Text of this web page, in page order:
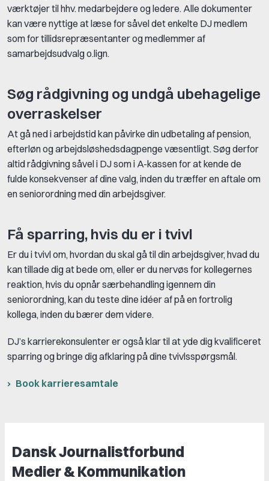
værktøjer til hhv. medarbejdere og ledere. Alle dokumenter
kan være nyttige at læse for såvel det enkelte DJ medlem
som for tillidsrepræsentanter og medlemmer af
samarbejdsudvalg o.lign.
Søg rådgivning og undgå ubehagelige
overraskelser
At gå ned i arbejdstid kan påvirke din udbetaling af pension,
efterløn og arbejdsløshedsdagpenge væsentligt. Søg derfor
altid rådgivning såvel i DJ som i A-kassen for at kende de
fulde konsekvenser af dine valg, inden du træffer en aftale om
en seniorordning med din arbejdsgiver.
Få sparring, hvis du er i tvivl
Er du i tvivl om, hvordan du skal gå til din arbejdsgiver, hvad du
kan tillade dig at bede om, eller er du nervøs for kollegernes
reaktion, hvis du opnår særbehandling igennem din
seniorordning, kan du teste dine idéer af på en fortrolig
kollega, inden du bærer dem videre.
DJ’s karrierekonsulenter er også klar til at yde dig kvalificeret
sparring og bringe dig afklaring på dine tvivlsspørgsmål.
Book karrieresamtale
Dansk Journalistforbund
Medier & Kommunikation